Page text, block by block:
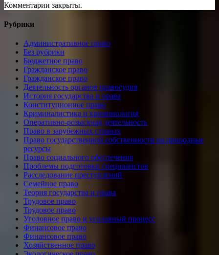
Комментарии закрыты.
Рубрики
Административное право
Без рубрики
Бюджетное право
Гражданское право
Гражданское право
Деятельность органов правосудия
История государства и права
Конституционное право
Криминалистика и криминология
Оперативно-розыскная деятельность
Право в зарубежных странах
Право государственной собственности на природные
ресурсы
Право социального обеспечения
Проблемы подготовки специалистов
Расследование преступлений
Семейное право
Теория государства и права
Трудовое право
Трудовое право
Уголовное право и уголовный процесс
Финансовое право
Финансовое право
Хозяйственное право